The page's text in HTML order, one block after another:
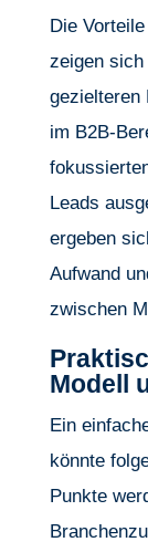
Die
zeigen sich
gezielteren
im B2B-
Leads
ergeben
Aufwand
zwischen
Modell
Ein
könnte
Punkte